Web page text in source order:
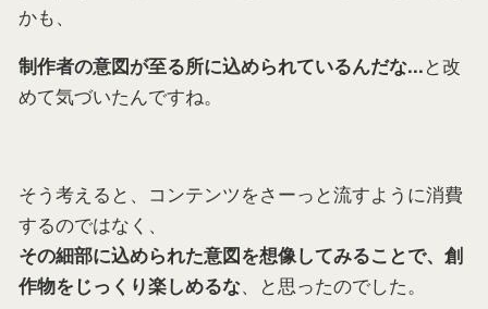
かも、
制作者の意図が至る所に込められているんだな...と改
めて気づいたんですね。
そう考えると、コンテンツをさーっと流すように消費
するのではなく、
その細部に込められた意図を想像してみることで、創
作物をじっくり楽しめるな、と思ったのでした。